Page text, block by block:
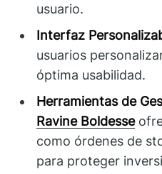
usuario.
Interfaz
usuarios
óptima usabilidad.
Herramientas de
Ravine Boldesse
como órdenes de
para proteger